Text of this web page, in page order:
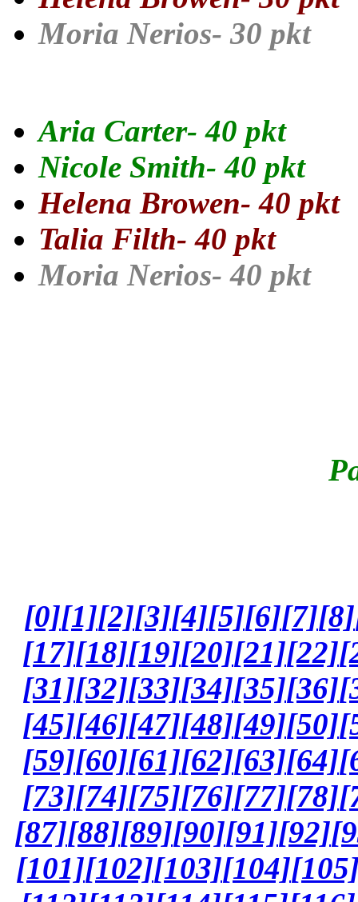
Moria Nerios- 30 pkt
Aria Carter- 40 pkt
Nicole Smith- 40 pkt
Helena Browen- 40 pkt
Talia Filth- 40 pkt
Moria Nerios- 40 pkt
[0][1][2][3][4][5][6][7][8]
[17][18][19][20][21][22]
[31][32][33][34][35][36]
[45][46][47][48][49][50]
[59][60][61][62][63][64]
[73][74][75][76][77][78]
[87][88][89][90][91][92]
[101][102][103][104]